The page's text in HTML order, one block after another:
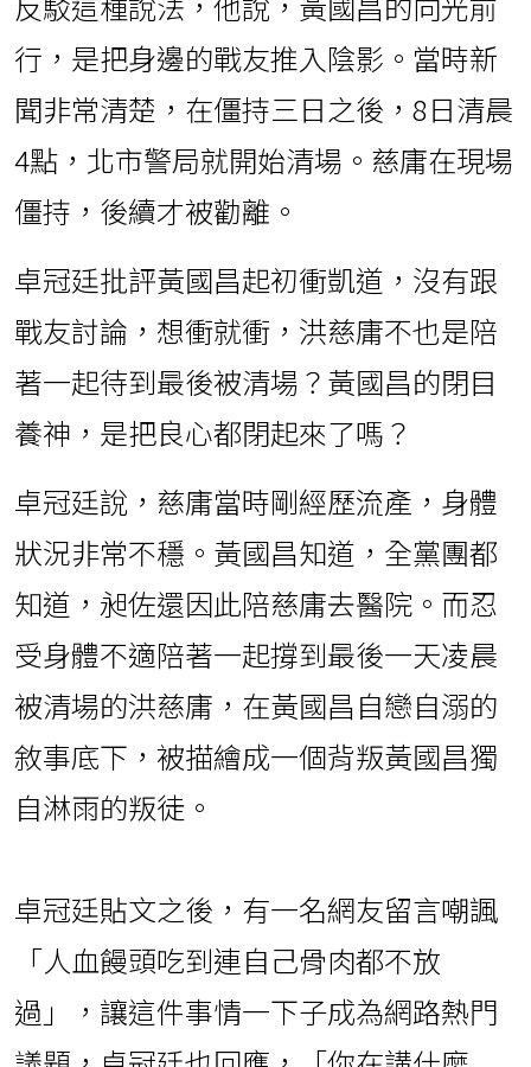
行，是把身邊的戰友推入陰影。當時新
聞非常清楚，在僵持三日之後，8日清晨
4點，北市警局就開始清場。慈庸在現場
僵持，後續才被勸離。
卓冠廷批評黃國昌起初衝凱道，沒有跟
戰友討論，想衝就衝，洪慈庸不也是陪
著一起待到最後被清場？黃國昌的閉目
養神，是把良心都閉起來了嗎？
卓冠廷說，慈庸當時剛經歷流產，身體
狀況非常不穩。黃國昌知道，全黨團都
知道，昶佐還因此陪慈庸去醫院。而忍
受身體不適陪著一起撐到最後一天凌晨
被清場的洪慈庸，在黃國昌自戀自溺的
敘事底下，被描繪成一個背叛黃國昌獨
自淋雨的叛徒。
卓冠廷貼文之後，有一名網友留言嘲諷
「人血饅頭吃到連自己骨肉都不放
過」，讓這件事情一下子成為網路熱門